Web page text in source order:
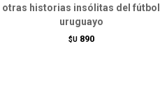
otras historias insólitas del fútbol
uruguayo
$U 890